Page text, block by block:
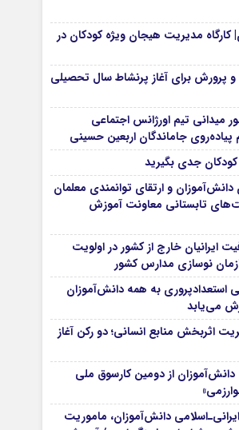
مدیریت هیجان ویژه کودکان در
پرورش برای آغاز پرنشاط سال تحصیلی
میدانی تیم اورژانس اجتماعی
جاماندگان اربعین حسینی
کودکان جدی بگیرید
و ارتقای توانمندی معلمان
تابستانی معاونت آموزش
ایرانیان خارج از کشور در اولویت
نوسازی مدارس کشور
به همه دانش‌آموزان
می‌یابد
اثربخش منابع انسانی؛ دو رکن آغاز
دانش‌آموزان از دومین کارسوق ملی
دانش‌آموزان، ماموریت